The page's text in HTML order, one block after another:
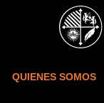
Skip to main content
QUIENES SOMOS